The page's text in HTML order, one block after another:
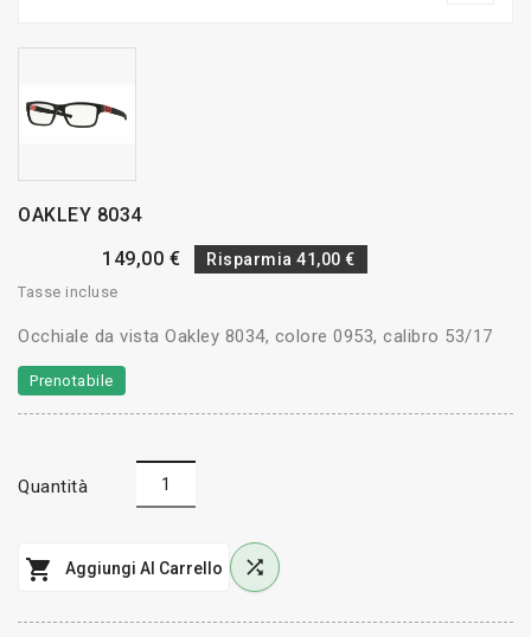
OAKLEY 8034
149,00 €
Risparmia 41,00 €
Tasse incluse
Occhiale da vista Oakley 8034, colore 0953, calibro 53/17
Prenotabile
Quantità
 Aggiungi Al Carrello 